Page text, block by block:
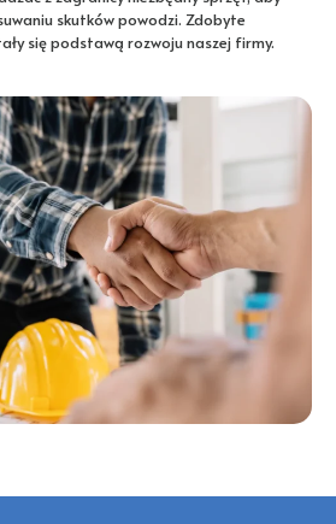
skutków powodzi. Zdobyte
się podstawą rozwoju naszej firmy.